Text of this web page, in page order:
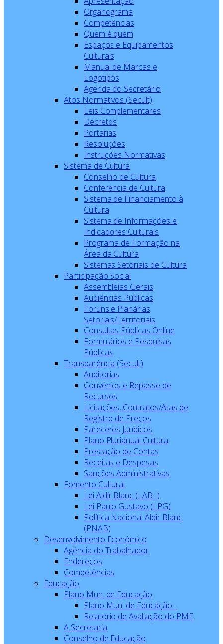
Organograma
Competências
Quem é quem
Espaços e Equipamentos
Culturais
Manual de Marcas e
Logotipos
Agenda do Secretário
Atos Normativos (Secult)
Leis Complementares
Decretos
Portarias
Resoluções
Instruções Normativas
Sistema de Cultura
Conselho de Cultura
Conferência de Cultura
Sistema de Financiamento à
Cultura
Sistema de Informações e
Indicadores Culturais
Programa de Formação na
Área da Cultura
Sistemas Setoriais de Cultura
Participação Social
Assembleias Gerais
Audiências Públicas
Fóruns e Planárias
Setoriais/Territoriais
Consultas Públicas Online
Formulários e Pesquisas
Públicas
Transparência (Secult)
Auditorias
Convênios e Repasse de
Recursos
Licitações, Contratos/Atas de
Registro de Preços
Pareceres Jurídicos
Plano Plurianual Cultura
Prestação de Contas
Receitas e Despesas
Sanções Administrativas
Fomento Cultural
Lei Aldir Blanc (LAB I)
Lei Paulo Gustavo (LPG)
Política Nacional Aldir Blanc
(PNAB)
Desenvolvimento Econômico
Agência do Trabalhador
Endereços
Competências
Educação
Plano Mun. de Educação
Plano Mun. de Educação -
Relatório de Avaliação do PME
A Secretaria
Conselho de Educação